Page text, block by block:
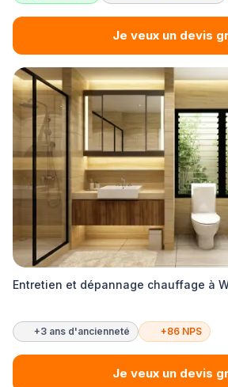
Je veux un devis
Entretien et dépannage chauffage à
+3 ans d'ancienneté +86 NPS
Je veux un devis